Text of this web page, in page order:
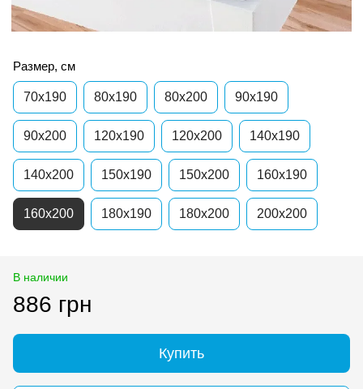
Размер, см
70x190 80x190 80x200 90x190
90x200 120x190 120x200 140x190
140x200 150x190 150x200 160x190
160x200 180x190 180x200 200x200
В наличии
886 грн
Купить